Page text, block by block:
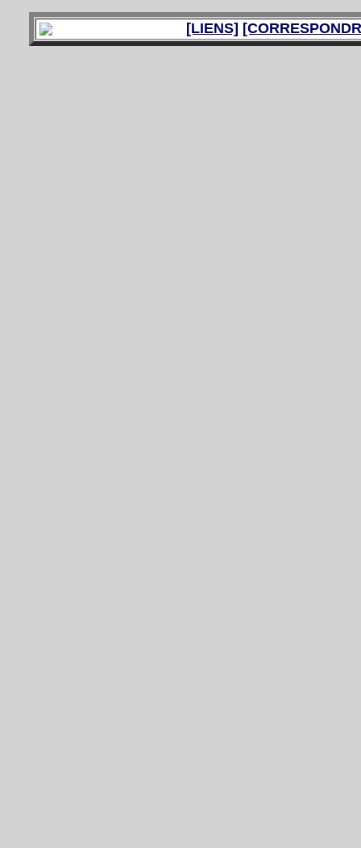
[LIENS]